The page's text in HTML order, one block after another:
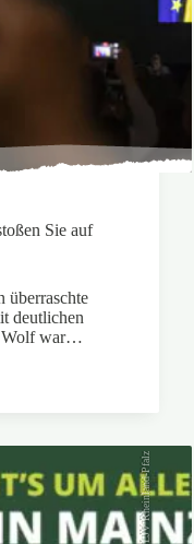
Sie auf
überraschte
deutlichen
war
LJV Rheinland-Pfalz